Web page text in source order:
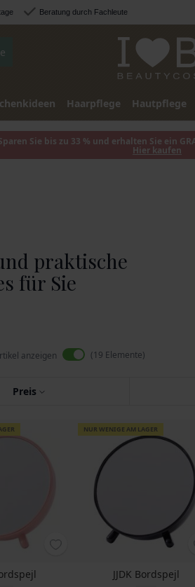
Beratung durch Fachleute
Haarpflege Hautpflege
Sie bis zu 33 % und erhalten Sie ein
Hier kaufen
praktische
für Sie
anzeigen 19 Elemente
Preis
NUR WENIGE AM LAGER
JJDK Bordspejl